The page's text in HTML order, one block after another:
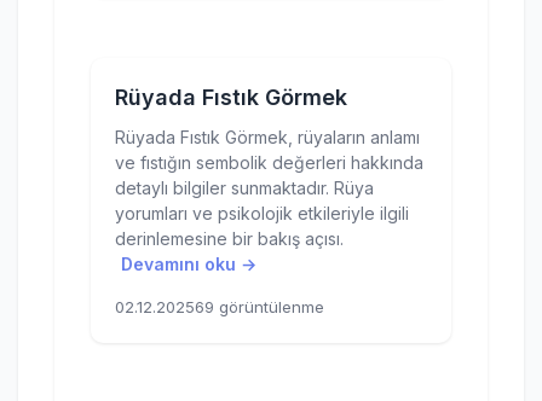
Rüyada Fıstık Görmek
Rüyada Fıstık Görmek, rüyaların anlamı
ve fıstığın sembolik değerleri hakkında
detaylı bilgiler sunmaktadır. Rüya
yorumları ve psikolojik etkileriyle ilgili
derinlemesine bir bakış açısı.
Devamını oku →
02.12.202569 görüntülenme